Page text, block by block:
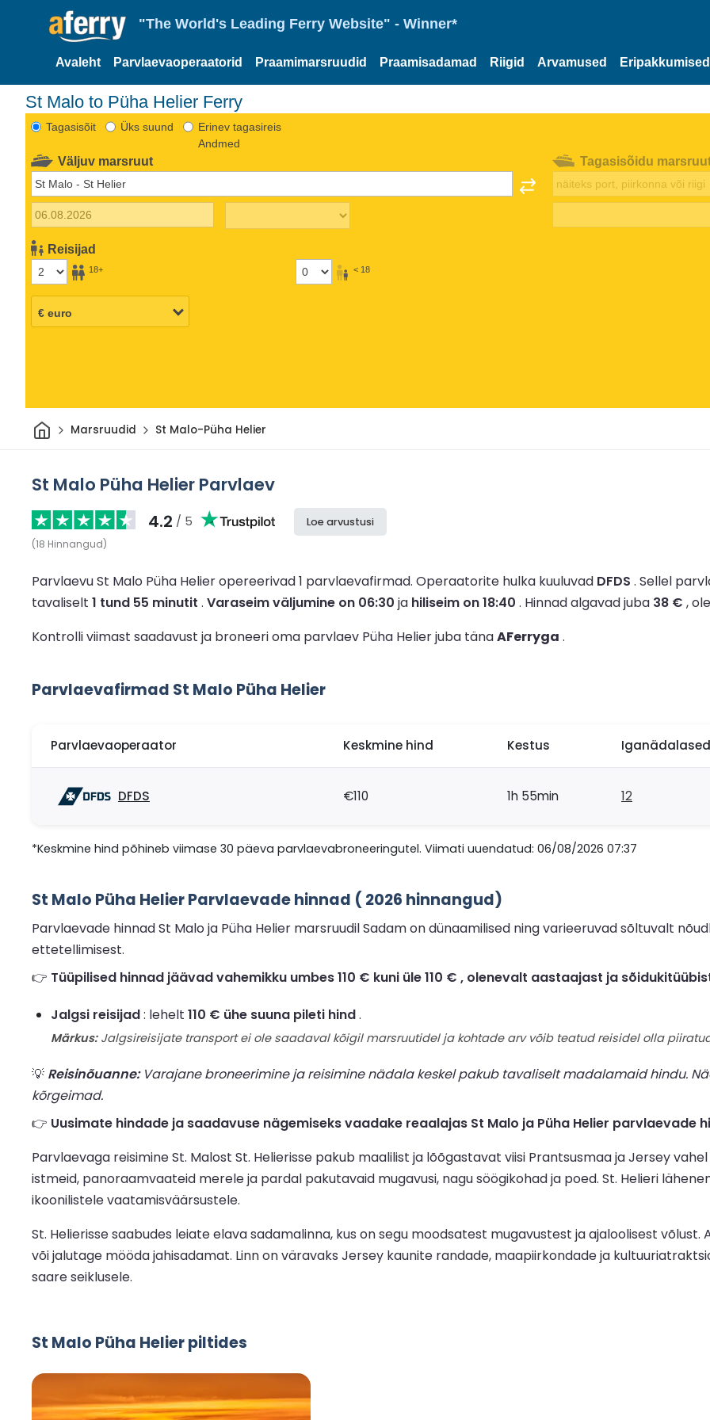
"The World's Leading Ferry Website" - Winner*
Avaleht Parvlaevaoperaatorid Praamimarsruudid Praamisadamad Riigid Arvamused Eripakkumised
St Malo to Püha Helier Ferry
Tagasisõit Üks suund
Erinev tagasireis
Andmed
Väljuv marsruut
Reisijad
18+ < 18
Tagasisõidu
Avaleht
Marsruudid St Malo-Püha Helier
St Malo Püha Helier Parvlaev
4.2 / 5
(18 Hinnangud)
Loe arvustusi
Parvlaevu St Malo Püha Helier opereerivad 1 parvlaevafirmad. Operaatorite hulka kuuluvad DFDS . Sellel
tavaliselt 1 tund 55 minutit . Varaseim väljumine on 06:30 ja hiliseim on 18:40 . Hinnad algavad juba 38 € ,
Kontrolli viimast saadavust ja broneeri oma parvlaev Püha Helier juba tänaAFerryga .
Parvlaevafirmad St Malo Püha Helier
Parvlaevaoperaator Keskmine hind Kestus
DFDS €110 1h 55min 12
*Keskmine hind põhineb viimase 30 päeva parvlaevabroneeringutel. Viimati uuendatud: 06/08/2026 07:37
St Malo Püha Helier Parvlaevade hinnad ( 2026 hinnangud)
Parvlaevade hinnad St Malo ja Püha Helier marsruudil Sadam on dünaamilised ning varieeruvad sõltuvalt
ettetellimisest.
👉 Tüüpilised hinnad jäävad vahemikku umbes 110 € kuni üle 110 € , olenevalt aastaajast ja
Jalgsi reisijad: lehelt 110 € ühe suuna pileti hind.
Märkus:Jalgsireisijate transport ei ole saadaval kõigil marsruutidel ja kohtade arv võib teatud reisidel olla
💡 Reisinõuanne:Varajane broneerimine ja reisimine nädala keskel pakub tavaliselt madalamaid hindu.
kõrgeimad.
👉 Uusimate hindade ja saadavuse nägemiseks vaadake reaalajas St Malo ja Püha Helier parvlaevade
Parvlaevaga reisimine St. Malost St. Helierisse pakub maalilist ja lõõgastavat viisi Prantsusmaa ja Jersey
istmeid, panoraamvaateid merele ja pardal pakutavaid mugavusi, nagu söögikohad ja poed. St. Helieri
ikoonilistele vaatamisväärsustele.
St. Helierisse saabudes leiate elava sadamalinna, kus on segu moodsatest mugavustest ja ajaloolisest
või jalutage mööda jahisadamat. Linn on väravaks Jersey kaunite randade, maapiirkondade ja
saare seiklusele.
St Malo Püha Helier piltides